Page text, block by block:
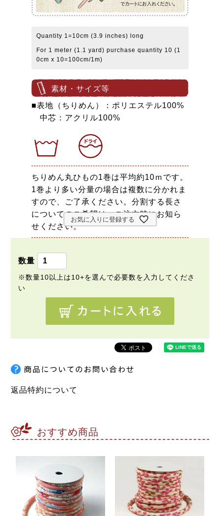
Quantity 1=10cm (3.9 inches) long
For 1 meter (1.1 yard) purchase quantity 10 (1
0cm x 10=100cm/1m)
素材・サイズ等
■表地（ちりめん）：ポリエステル100%
中芯：アクリル100%
ちりめん丸ひもの1巻は平均約10ｍです。
1巻より多い分量の場合は複数に分かれま
すので、ご了承ください。分割する長さ
についてのご希望は、ご注文時にお知ら
せください。
お気に入りに登録する
返品特約について
おすすめ商品